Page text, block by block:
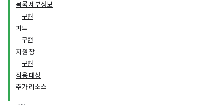
목록 세부정보
구현
피드
구현
지원 창
구현
적용 대상
추가 리소스